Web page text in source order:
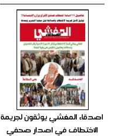
اصدقاء المغشي يوثقون لجريمة
الاختطاف في اصدار صحفي